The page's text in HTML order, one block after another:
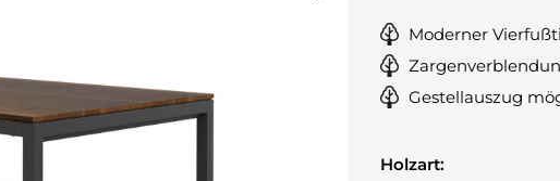
Moderner
Gestellauszug
Holzart: